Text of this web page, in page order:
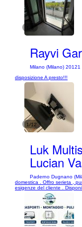
1/8
Rayvi
Milano (Milano) 20121
disposizione A presto!!!
1/12
Luk
Lucian
Paderno Dugnano
domestica . Offro serieta ,
esigenze del cliente .